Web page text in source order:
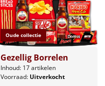
Oude collectie
Gezellig Borrelen
Inhoud: 17 artikelen
Voorraad: Uitverkocht